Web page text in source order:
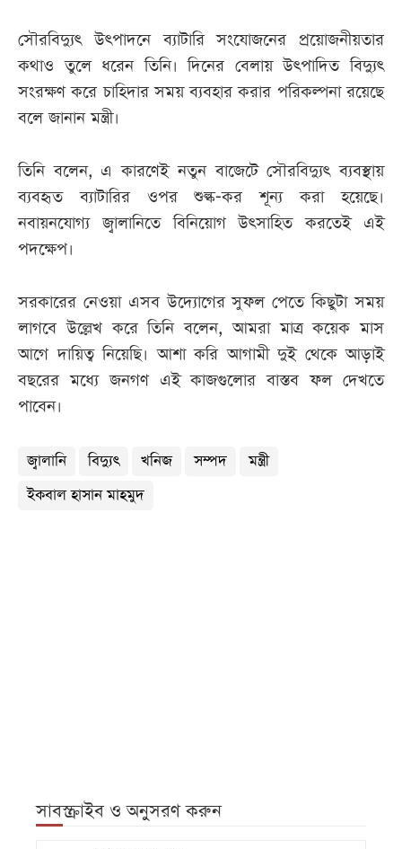
সৌরবিদ্যুৎ উৎপাদনে ব্যাটারি সংযোজনের প্রয়োজনীয়তার
কথাও তুলে ধরেন তিনি। দিনের বেলায় উৎপাদিত বিদ্যুৎ
সংরক্ষণ করে চাহিদার সময় ব্যবহার করার পরিকল্পনা রয়েছে
বলে জানান মন্ত্রী।
তিনি বলেন, এ কারণেই নতুন বাজেটে সৌরবিদ্যুৎ ব্যবস্থায়
ব্যবহৃত ব্যাটারির ওপর শুল্ক-কর শূন্য করা হয়েছে।
নবায়নযোগ্য জ্বালানিতে বিনিয়োগ উৎসাহিত করতেই এই
পদক্ষেপ।
সরকারের নেওয়া এসব উদ্যোগের সুফল পেতে কিছুটা সময়
লাগবে উল্লেখ করে তিনি বলেন, আমরা মাত্র কয়েক মাস
আগে দায়িত্ব নিয়েছি। আশা করি আগামী দুই থেকে আড়াই
বছরের মধ্যে জনগণ এই কাজগুলোর বাস্তব ফল দেখতে
পাবেন।
জ্বালানি বিদ্যুৎ খনিজ সম্পদ
মন্ত্রী
ইকবাল হাসান মাহমুদ
সাবস্ক্রাইব ও অনুসরণ করুন